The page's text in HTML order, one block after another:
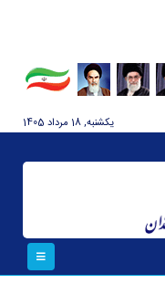
يکشنبه, 18 مرداد 1405